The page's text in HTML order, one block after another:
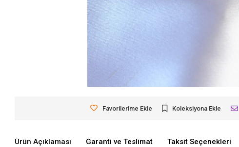
Favorilerime Ekle Koleksiyona Ekle
Ürün Açıklaması Garanti ve Teslimat Taksit Seçenekleri